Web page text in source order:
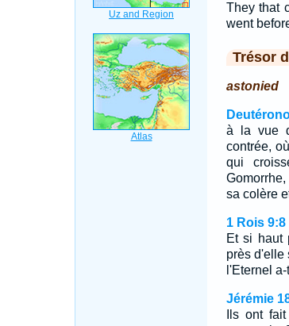
They that
went
Trésor
astonied
à la vue
contrée,
qui
sa colère
1 Rois 9:8
Et si haut
près d'elle
l'Eternel
Jérémie
Ils ont